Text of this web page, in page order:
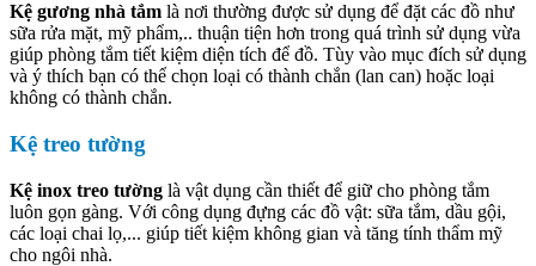
Kệ gương nhà tắm là nơi thường được sử dụng để đặt các đồ như
sữa rửa mặt, mỹ phẩm,.. thuận tiện hơn trong quá trình sử dụng vừa
giúp phòng tắm tiết kiệm diện tích để đồ. Tùy vào mục đích sử dụng
và ý thích bạn có thể chọn loại có thành chắn (lan can) hoặc loại
không có thành chắn.
Kệ treo tường
Kệ inox treo tường là vật dụng cần thiết để giữ cho phòng tắm
luôn gọn gàng. Với công dụng đựng các đồ vật: sữa tắm, dầu gội,
các loại chai lọ,... giúp tiết kiệm không gian và tăng tính thẩm mỹ
cho ngôi nhà.